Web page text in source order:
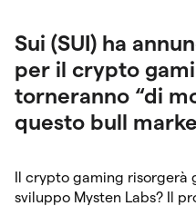
Sui (SUI) ha
per il crypto
torneranno “di
questo bull
Il crypto gaming risorgerà
sviluppo Mysten Labs? Il